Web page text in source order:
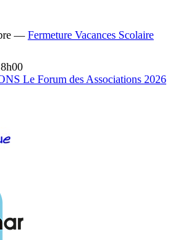
— Fermeture Vacances Scolaire
Le Forum des Associations 2026